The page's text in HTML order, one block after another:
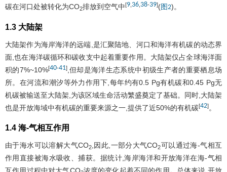
碳在河口处被转化为CO2排放到空气中[9 36 38-39](图2)。
1.3 大陆架
大陆架作为海岸海洋的远端,是汇聚陆地、河口和海洋有机碳的动态界
面,也在海洋碳循环和碳收支中起着重要作用。大陆架仅占全球海洋面
积的7%~10%[40-41],但却是海洋生态系统中初级生产者的重要栖息场
所。在河流和潮汐等外力作用下,每年约有0.5 Pg有机碳和0.45 Pg无
机碳被输送至大陆架,为该区域生命活动繁盛奠定了基础。同时,大陆架
也是开放海域中有机碳的重要来源之一,提供了近50%的有机碳[42]。
1.4 海-气相互作用
由于海水可以溶解大气CO2,因此,一部分大气CO2可以通过海-气相互
作用直接被海水吸收、捕获。据统计,海岸海洋和开放海洋在海-气相